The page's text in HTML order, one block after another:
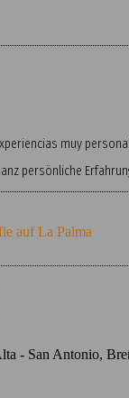
muy
persönliche
auf La Palma
- San Antonio,